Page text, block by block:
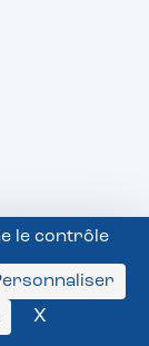
le contrôle
X